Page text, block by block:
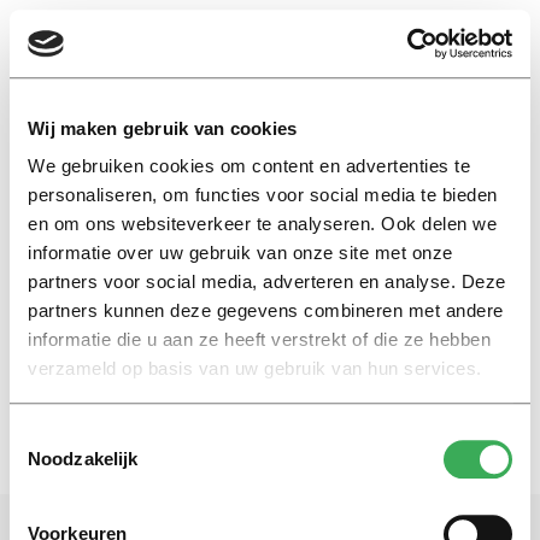
Wij maken gebruik van cookies
We gebruiken cookies om content en advertenties te
personaliseren, om functies voor social media te bieden
en om ons websiteverkeer te analyseren. Ook delen we
informatie over uw gebruik van onze site met onze
partners voor social media, adverteren en analyse. Deze
partners kunnen deze gegevens combineren met andere
informatie die u aan ze heeft verstrekt of die ze hebben
verzameld op basis van uw gebruik van hun services.
Noodzakelijk
Voorkeuren
EN
vroedvrouw
My First Head
Student midwife finds her
special talent
19 november 2020